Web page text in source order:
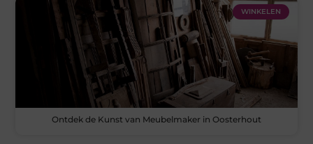
WINKELEN
Ontdek de Kunst van Meubelmaker in Oosterhout